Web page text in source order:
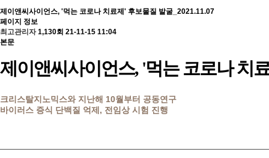
제이앤씨사이언스, '먹는 코로나 치료제' 후보물질 발굴_2021.11.07
페이지 정보
최고관리자 1,130회 21-11-15 11:04
본문
제이앤씨사이언스, '먹는 코로나 치
크리스탈지노믹스와 지난해 10월부터 공동연구
바이러스 증식 단백질 억제, 전임상 시험 진행